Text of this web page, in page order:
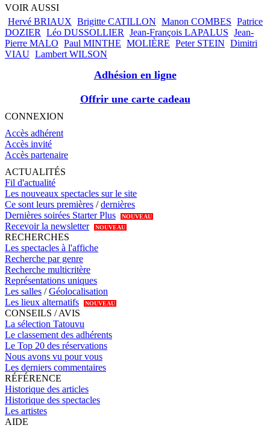
VOIR AUSSI
Hervé BRIAUX Brigitte CATILLON Manon COMBES Patrice
DOZIER
Léo DUSSOLLIER Jean-François LAPALUS Jean-
Pierre MALO Paul MINTHE MOLIÈRE Peter STEIN Dimitri
VIAU Lambert WILSON
Adhésion en ligne
Offrir une carte cadeau
CONNEXION
Accès adhérent
Accès invité
Accès partenaire
ACTUALITÉS
Fil d'actualité
Les nouveaux spectacles sur le site
Ce sont leurs premières /dernières
Dernières soirées Starter Plus
NOUVEAU
Recevoir la newsletter NOUVEAU
RECHERCHES
Les spectacles à l'affiche
Recherche par genre
Recherche multicritère
Représentations uniques
Les salles /Géolocalisation
Les lieux alternatifs
NOUVEAU
CONSEILS / AVIS
La sélection Tatouvu
Le classement des adhérents
Le Top 20 des réservations
Nous avons vu pour vous
Les derniers commentaires
RÉFÉRENCE
Historique des articles
Historique des spectacles
Les artistes
AIDE